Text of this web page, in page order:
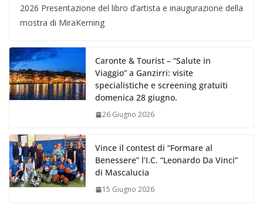
2026 Presentazione del libro d’artista e inaugurazione della
mostra di MiraKerning
Caronte & Tourist – “Salute in
Viaggio” a Ganzirri: visite
specialistiche e screening gratuiti
domenica 28 giugno.
26 Giugno 2026
Vince il contest di “Formare al
Benessere” l’I.C. “Leonardo Da Vinci”
di Mascalucia
15 Giugno 2026